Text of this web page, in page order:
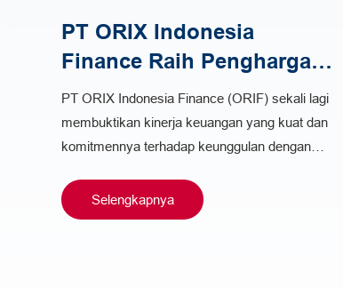
PT ORIX Indonesia
Finance Raih Penghargaan
“The Most Promising
Multifinance 2025”
PT ORIX Indonesia Finance (ORIF) sekali lagi
membuktikan kinerja keuangan yang kuat dan
komitmennya terhadap keunggulan dengan
Selengkapnya